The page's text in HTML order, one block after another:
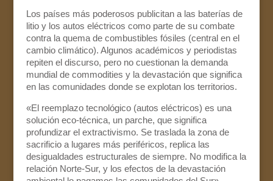
Los países más poderosos publicitan a las baterías de
litio y los autos eléctricos como parte de su combate
contra la quema de combustibles fósiles (central en el
cambio climático). Algunos académicos y periodistas
repiten el discurso, pero no cuestionan la demanda
mundial de commodities y la devastación que significa
en las comunidades donde se explotan los territorios.
«El reemplazo tecnológico (autos eléctricos) es una
solución eco-técnica, un parche, que significa
profundizar el extractivismo. Se traslada la zona de
sacrificio a lugares más periféricos, replica las
desigualdades estructurales de siempre. No modifica la
relación Norte-Sur, y los efectos de la devastación